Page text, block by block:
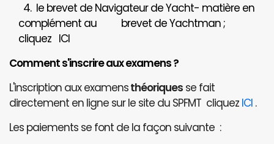
4. le brevet de Navigateur de Yacht- matière en
complément au brevet de Yachtman ;
cliquez ICI
Comment s'inscrire aux examens ?
L'inscription aux examensthéoriques se fait
directement en ligne sur le site du SPFMT cliquez ICI .
Les paiements se font de la façon suivante :